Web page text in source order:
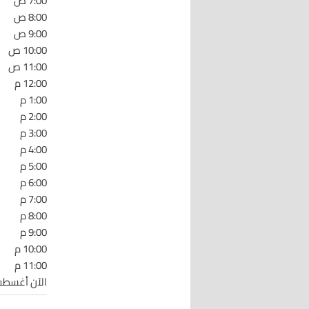
8:00 ص
9:00 ص
10:00 ص
11:00 ص
12:00 م
1:00 م
2:00 م
3:00 م
4:00 م
5:00 م
6:00 م
7:00 م
8:00 م
9:00 م
10:00 م
11:00 م
الآن أغسطس 8